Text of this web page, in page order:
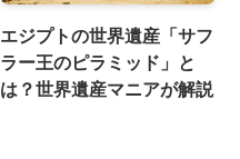
エジプトの世界遺産「サフ
ラー王のピラミッド」と
は？世界遺産マニアが解説